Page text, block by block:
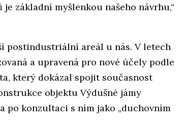
základní myšlenkou našeho návrhu,“
postindustriální areál u nás. V letech
a upravená pro nové účely podle
který dokázal spojit současnost
objektu Výdušné jámy
po konzultaci s ním jako „duchovním